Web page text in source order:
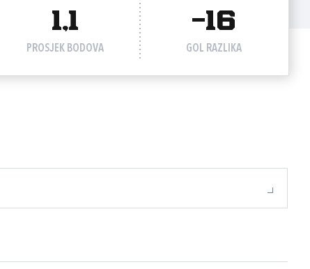
1,1
PROSJEK BODOVA
-16
GOL RAZLIKA